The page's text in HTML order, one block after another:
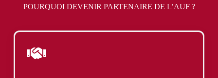
POURQUOI DEVENIR PARTENAIRE DE L’AUF ?